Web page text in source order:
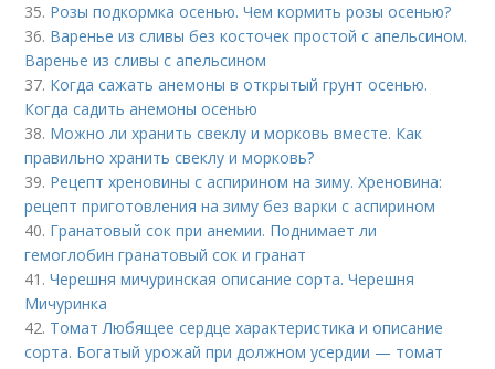
35. Розы подкормка осенью. Чем кормить розы осенью?
36. Варенье из сливы без косточек простой с апельсином.
Варенье из сливы с апельсином
37. Когда сажать анемоны в открытый грунт осенью.
Когда садить анемоны осенью
38. Можно ли хранить свеклу и морковь вместе. Как
правильно хранить свеклу и морковь?
39. Рецепт хреновины с аспирином на зиму. Хреновина:
рецепт приготовления на зиму без варки с аспирином
40. Гранатовый сок при анемии. Поднимает ли
гемоглобин гранатовый сок и гранат
41.Черешня мичуринская описание сорта. Черешня
Мичуринка
42. Томат Любящее сердце характеристика и описание
сорта. Богатый урожай при должном усердии — томат